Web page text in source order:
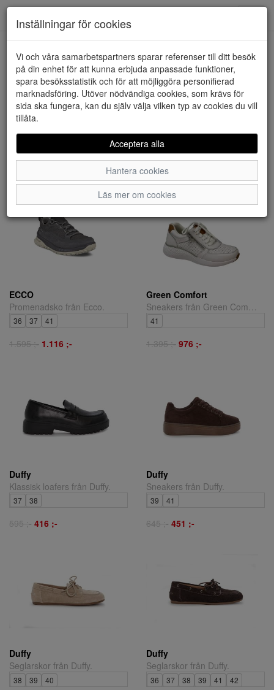
Dam - Promenadskor
(153 artiklar)
Sortera efter:
ECCO
Promenadsko från Ecco.
36 37 41
1.595 ;- 1.116 ;-
Green Comfort
41
1.395 ;- 976 ;-
Duffy
Klassisk loafers från Duffy.
37 38
595 ;- 416 ;-
Duffy
Sneakers från Duffy.
39 41
645 ;- 451 ;-
Duffy
Seglarskor från Duffy.
38 39 40
Duffy
Seglarskor från Duffy.
36 37 38 39 41 42
Inställningar för cookies
Vi och våra samarbetspartners sparar referenser till ditt besök
på din enhet för att kunna erbjuda anpassade funktioner,
spara besöksstatistik och för att möjliggöra personifierad
marknadsföring. Utöver nödvändiga cookies, som krävs för
sida ska fungera, kan du själv välja vilken typ av cookies du vill
tillåta.
Acceptera alla
Hantera cookies
Läs mer om cookies